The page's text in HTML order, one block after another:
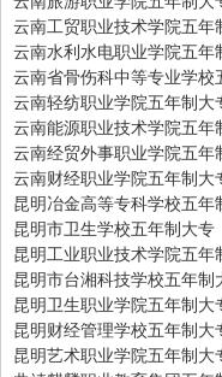
云南工贸职业技术学院五年
云南水利水电职业学院五年
云南省骨伤科中等专业学校
云南轻纺职业学院五年制大
云南能源职业技术学院五年
云南经贸外事职业学院五年
云南财经职业学院五年制大
昆明冶金高等专科学校五年
昆明市卫生学校五年制大专
昆明工业职业技术学院五年
昆明市台湘科技学校五年制
昆明卫生职业学院五年制大
昆明财经管理学校五年制大
昆明艺术职业学院五年制大